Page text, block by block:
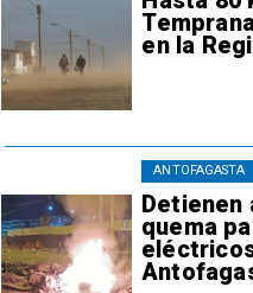
en la
quema
ANTOFAGASTA